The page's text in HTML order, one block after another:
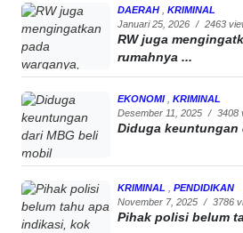
DAERAH
KRIMINAL
Januari 25, 2026 / 2463
RW juga
rumahnya ...
EKONOMI
KRIMINAL
Desember 11, 2025 / 3408
Diduga keuntungan
KRIMINAL
PENDIDIKAN
November 7, 2025 / 3786
Pihak polisi belum